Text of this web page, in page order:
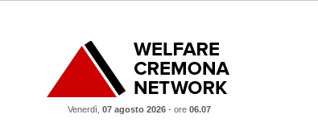
Venerdì, 07 agosto 2026 - ore 06.07